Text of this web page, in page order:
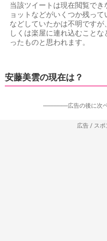
当該ツイートは現在閲覧で
ョットなどがいくつか残っ
などしていたかは不明です
しくは楽屋に連れ込むこと
ったものと思われます。
安藤美雲の現在は？
-----------------広告の後に次
広告 / スポ